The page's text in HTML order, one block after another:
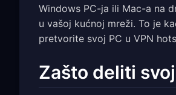
Windows PC-ja ili Mac-a na
u vašoj kućnoj mreži. To je
pretvorite svoj PC u VPN
Zašto deliti